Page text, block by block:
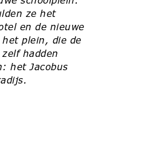
ze het
en de nieuwe
plein, die de
hadden
het Jacobus